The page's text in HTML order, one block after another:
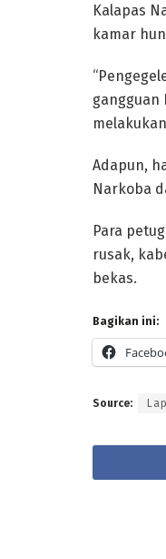
Kalapas
kamar
gangguan
Adapun,
Narkoba
Para
rusak,
bekas.
Bagikan ini:
Source: